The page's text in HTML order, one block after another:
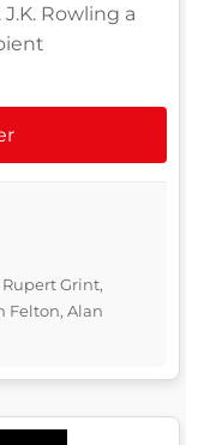
Rowling a
Grint,
Felton, Alan